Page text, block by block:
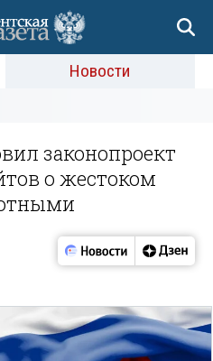
Новости
законопроект
о жестоком